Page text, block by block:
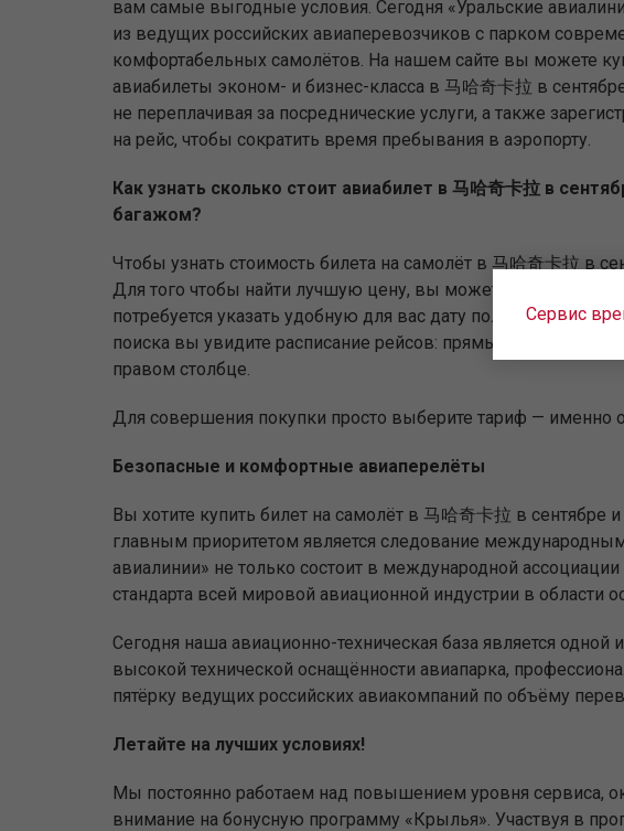
вам самые выгодные условия. Сегодня «Уральские
из ведущих российских авиаперевозчиков с парком
комфортабельных самолётов. На нашем сайте вы можете
авиабилеты эконом- и бизнес-класса в 马哈奇卡拉 в
не переплачивая за посреднические услуги, а также
на рейс, чтобы сократить время пребывания в аэропорту.
Как узнать сколько стоит авиабилет в 马哈奇卡拉 в
багажом?
Чтобы узнать стоимость билета на самолёт в 马哈奇卡拉 в
Для того чтобы найти лучшую цену, вы можете
потребуется указать удобную для вас дату полёта и
поиска вы увидите расписание рейсов: прямых и с
правом столбце.
Для совершения покупки просто выберите тариф — именно
Безопасные и комфортные авиаперелёты
Вы хотите купить билет на самолёт в 马哈奇卡拉 в
главным приоритетом является следование
авиалинии» не только состоит в международной
стандарта всей мировой авиационной индустрии в области
Сегодня наша авиационно-техническая база является
высокой технической оснащённости авиапарка,
пятёрку ведущих российских авиакомпаний по объёму
Летайте на лучших условиях!
Мы постоянно работаем над повышением уровня сервиса,
внимание на бонусную программу «Крылья». Участвуя в
Сервис